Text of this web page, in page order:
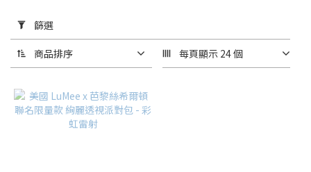
用
篩
選
(0/20)
品
牌
篩選
商品排序 每頁顯示 24 個